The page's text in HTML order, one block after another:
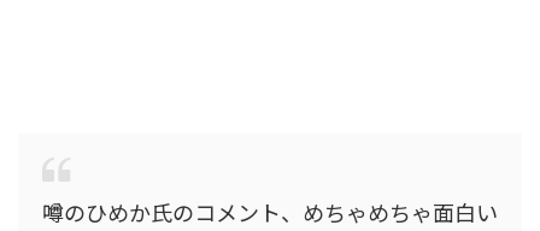
噂のひめか氏のコメント、めちゃめちゃ面白い